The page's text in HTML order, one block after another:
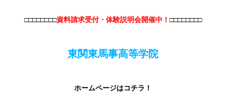
□□□□□□□□資料請求受付・体験説明会開催中！ □□□□□□□□
東関東馬事高等学院
ホームページはコチラ！